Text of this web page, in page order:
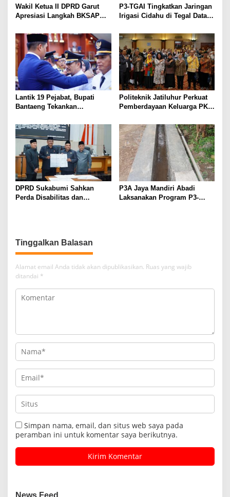
Wakil Ketua II DPRD Garut
Apresiasi Langkah BKSAP
Ekonomi Garut Tembus Pasar
Internasional
P3-TGAI Tingkatkan Jaringan
Irigasi Cidahu di Tegal Datar
Lantik 19 Pejabat, Bupati
Bantaeng Tekankan
kepada Masyarakat
Politeknik Jatiluhur Perkuat
Pemberdayaan Keluarga PKH
DPRD Sukabumi Sahkan
Perda Disabilitas dan
P3A Jaya Mandiri Abadi
Laksanakan Program P3-
Tinggalkan Balasan
Alamat email Anda tidak akan dipublikasikan. Ruas yang wajib
ditandai *
Simpan nama, email, dan situs web saya pada
peramban ini untuk komentar saya berikutnya.
News Feed